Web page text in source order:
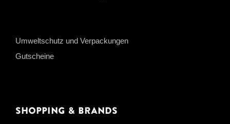
Umweltschutz und Verpackungen
Gutscheine
Shopping & Brands